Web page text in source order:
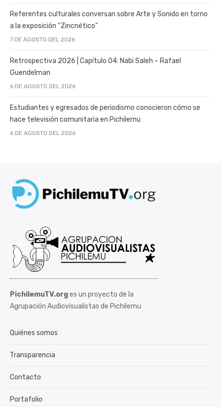
Referentes culturales conversan sobre Arte y Sonido en torno
a la exposición “Zincnético”
7 DE AGOSTO DEL 2026
Retrospectiva 2026 | Capítulo 04: Nabi Saleh – Rafael
Guendelman
6 DE AGOSTO DEL 2026
Estudiantes y egresados de periodismo conocieron cómo se
hace televisión comunitaria en Pichilemu
6 DE AGOSTO DEL 2026
PichilemuTV.orges un proyecto de la
Agrupación Audiovisualistas de Pichilemu
Quiénes somos
Transparencia
Contacto
Portafolio